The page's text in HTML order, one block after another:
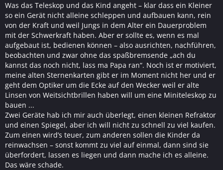
Was das Teleskop und das Kind angeht – klar dass ein Kleiner
so ein Gerät nicht alleine schleppen und aufbauen kann, rein
von der Kraft und weil Jungs in dem Alter ein Dauerproblem
mit der Schwerkraft haben. Aber er sollte es, wenn es mal
aufgebaut ist, bedienen können – also ausrichten, nachführen,
beobachten und zwar ohne das spaßbremsende „ach du
kannst das noch nicht, lass ma Papa ran“. Noch ist er motiviert,
meine alten Sternenkarten gibt er im Moment nicht her und er
geht dem Optiker um die Ecke auf den Wecker weil er alte
Linsen von Weitsichtbrillen haben will um eine Miniteleskop zu
bauen ...
Zwei Geräte hab ich mir auch überlegt, einen kleinen Refraktor
und einen Spiegel, aber ich will nicht zu schnell zu viel kaufen.
Zum einen wird’s teuer, zum anderen sollen die Kinder da
reinwachsen – sonst kommt zu viel auf einmal, dann sind sie
überfordert, lassen es liegen und dann mache ich es alleine.
Das wäre schade.